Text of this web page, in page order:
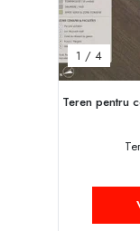
1 / 4
Teren pentru